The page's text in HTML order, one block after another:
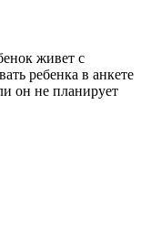
живет с
ребенка в анкете
он не планирует